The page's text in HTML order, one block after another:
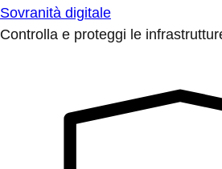
Sovranità digitale
Controlla e proteggi le